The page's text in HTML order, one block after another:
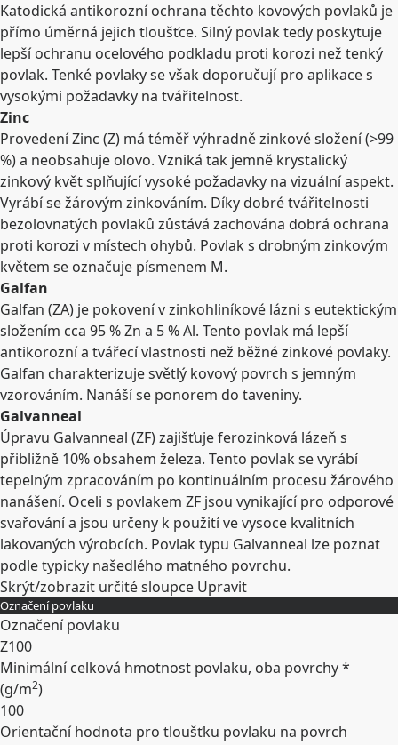
Katodická antikorozní ochrana těchto kovových povlaků je
přímo úměrná jejich tloušťce. Silný povlak tedy poskytuje
lepší ochranu ocelového podkladu proti korozi než tenký
povlak. Tenké povlaky se však doporučují pro aplikace s
vysokými požadavky na tvářitelnost.
Zinc
Provedení Zinc (Z) má téměř výhradně zinkové složení (>99
%) a neobsahuje olovo. Vzniká tak jemně krystalický
zinkový květ splňující vysoké požadavky na vizuální aspekt.
Vyrábí se žárovým zinkováním. Díky dobré tvářitelnosti
bezolovnatých povlaků zůstává zachována dobrá ochrana
proti korozi v místech ohybů. Povlak s drobným zinkovým
květem se označuje písmenem M.
Galfan
Galfan (ZA) je pokovení v zinkohliníkové lázni s eutektickým
složením cca 95 % Zn a 5 % Al. Tento povlak má lepší
antikorozní a tvářecí vlastnosti než běžné zinkové povlaky.
Galfan charakterizuje světlý kovový povrch s jemným
vzorováním. Nanáší se ponorem do taveniny.
Galvanneal
Úpravu Galvanneal (ZF) zajišťuje ferozinková lázeň s
přibližně 10% obsahem železa. Tento povlak se vyrábí
tepelným zpracováním po kontinuálním procesu žárového
nanášení. Oceli s povlakem ZF jsou vynikající pro odporové
svařování a jsou určeny k použití ve vysoce kvalitních
lakovaných výrobcích. Povlak typu Galvanneal lze poznat
podle typicky našedlého matného povrchu.
Skrýt/zobrazit určité sloupce Upravit
Označení povlaku
Označení povlaku
Z100
Minimální celková hmotnost povlaku, oba povrchy *
(g/m2)
100
Orientační hodnota pro tloušťku povlaku na povrch